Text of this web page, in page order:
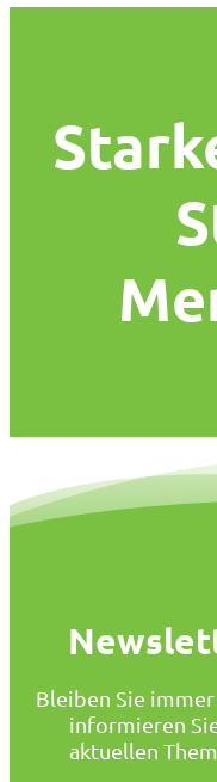
Bleiben Sie
informieren
aktuellen